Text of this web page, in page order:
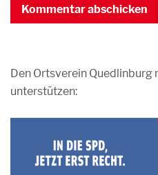
Den Ortsverein Quedlinburg
unterstützen: